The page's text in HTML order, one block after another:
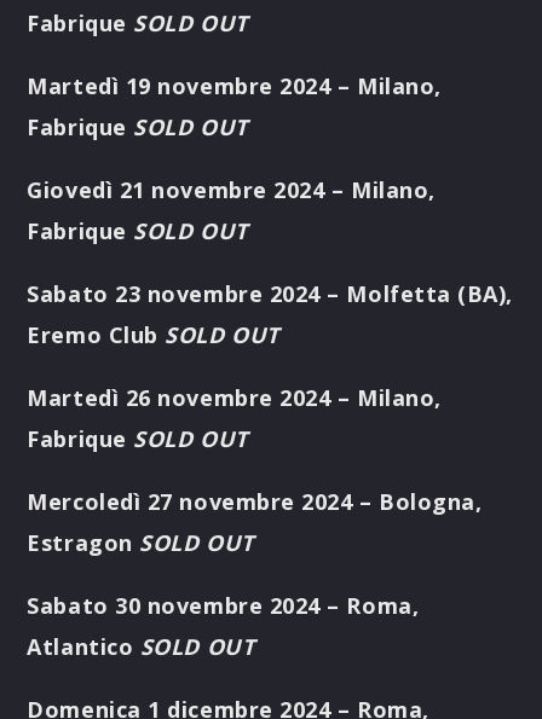
Fabrique SOLD OUT
Martedì 19 novembre 2024 – Milano,
Fabrique SOLD OUT
Giovedì 21 novembre 2024 – Milano,
Fabrique SOLD OUT
Sabato 23 novembre 2024 – Molfetta (BA),
Eremo Club SOLD OUT
Martedì 26 novembre 2024 – Milano,
Fabrique SOLD OUT
Mercoledì 27 novembre 2024 – Bologna,
Estragon SOLD OUT
Sabato 30 novembre 2024 – Roma,
Atlantico SOLD OUT
Domenica 1 dicembre 2024 – Roma,